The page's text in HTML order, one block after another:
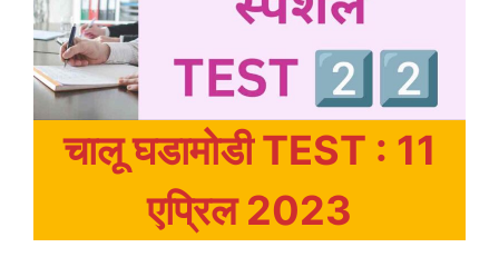
चालू घडामोडी TEST : 11
एप्रिल 2023